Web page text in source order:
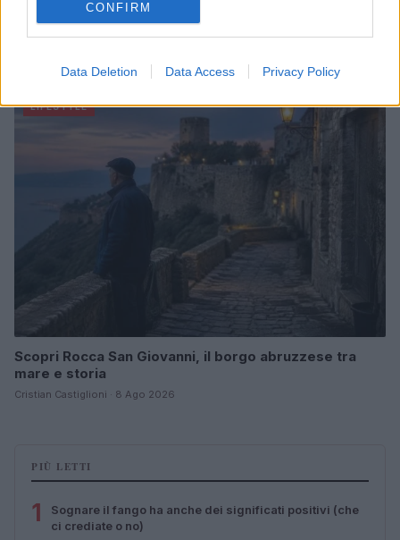
CONFIRM
Data Deletion Data Access Privacy Policy
Copenhagen Fashion Week SS27: le novità che stanno
Cristian Castiglioni · 8 Ago 2026
LIFESTYLE
Scopri Rocca San Giovanni, il borgo abruzzese tra
mare e storia
Cristian Castiglioni · 8 Ago 2026
PIÙ LETTI
1
Sognare il fango ha anche dei significati positivi (che
ci crediate o no)